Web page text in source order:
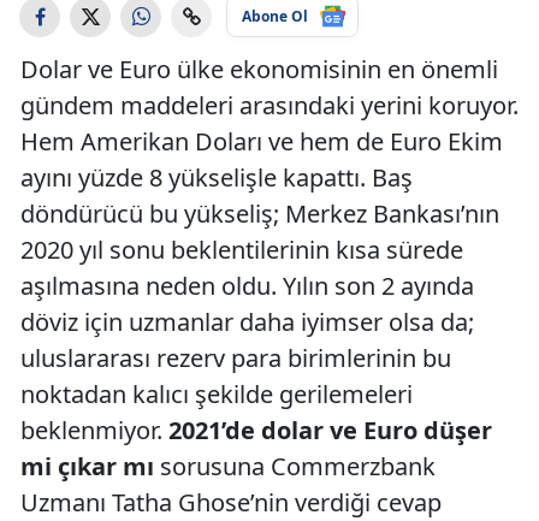
Abone Ol
Dolar ve Euro ülke ekonomisinin en önemli
gündem maddeleri arasındaki yerini koruyor.
Hem Amerikan Doları ve hem de Euro Ekim
ayını yüzde 8 yükselişle kapattı. Baş
döndürücü bu yükseliş; Merkez Bankası’nın
2020 yıl sonu beklentilerinin kısa sürede
aşılmasına neden oldu. Yılın son 2 ayında
döviz için uzmanlar daha iyimser olsa da;
uluslararası rezerv para birimlerinin bu
noktadan kalıcı şekilde gerilemeleri
beklenmiyor. 2021’de dolar ve Euro düşer
mi çıkar mı sorusuna Commerzbank
Uzmanı Tatha Ghose’nin verdiği cevap